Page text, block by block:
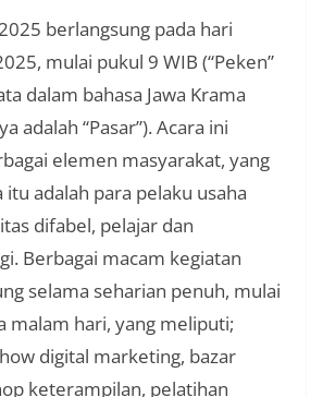
berlangsung pada hari
mulai pukul 9 WIB (“Peken”
dalam bahasa Jawa Krama
adalah “Pasar”). Acara ini
elemen masyarakat, yang
adalah para pelaku usaha
difabel, pelajar dan
Berbagai macam kegiatan
selama seharian penuh, mulai
malam hari, yang meliputi;
digital marketing, bazar
keterampilan, pelatihan